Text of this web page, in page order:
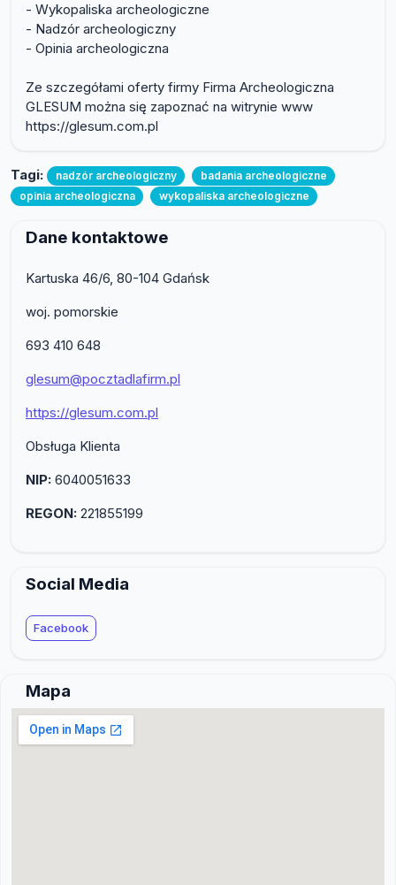
- Wykopaliska archeologiczne
- Nadzór archeologiczny
- Opinia archeologiczna
Ze szczegółami oferty firmy Firma Archeologiczna
GLESUM można się zapoznać na witrynie www
https://glesum.com.pl
Tagi: nadzór archeologiczny
badania archeologiczne
opinia archeologiczna
wykopaliska archeologiczne
Dane kontaktowe
Kartuska 46/6, 80-104 Gdańsk
woj. pomorskie
693 410 648
glesum@pocztadlafirm.pl
https://glesum.com.pl
Obsługa Klienta
NIP: 6040051633
REGON: 221855199
Social Media
Facebook
Mapa